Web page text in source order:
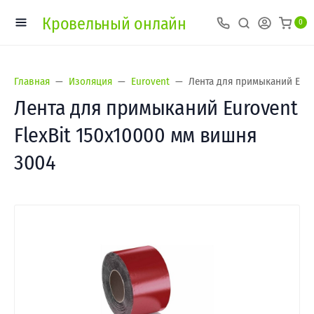
Кровельный онлайн 0
Главная Изоляция Eurovent Лента для примыканий
Лента для примыканий Eurovent
FlexBit 150х10000 мм вишня
3004